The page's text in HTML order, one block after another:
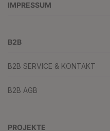
IMPRESSUM
B2B
B2B SERVICE & KONTAKT
B2B AGB
PROJEKTE